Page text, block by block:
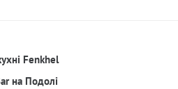
Fenkhel
на Подолі